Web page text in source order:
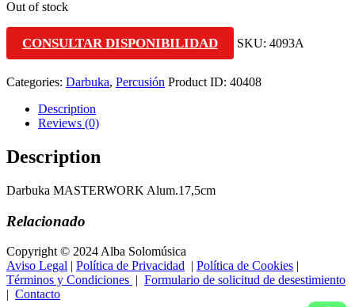
Out of stock
CONSULTAR DISPONIBILIDAD SKU: 4093A
Categories: Darbuka, Percusión Product ID: 40408
Description
Reviews (0)
Description
Darbuka MASTERWORK Alum.17,5cm
Relacionado
Copyright © 2024 Alba Solomúsica
Aviso Legal
Política de Privacidad Política de Cookies
Términos y Condiciones
Formulario de solicitud de desestimiento
Contacto